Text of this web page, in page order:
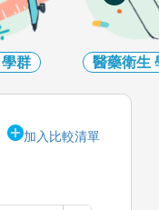
學群 醫藥衛生
加入比較清單